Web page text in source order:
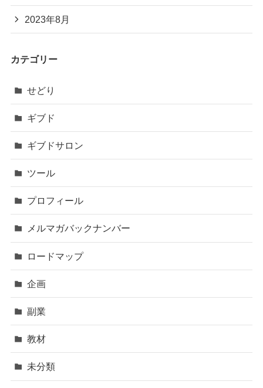
2023年8月
カテゴリー
せどり
ギブド
ギブドサロン
ツール
プロフィール
メルマガバックナンバー
ロードマップ
企画
副業
教材
未分類